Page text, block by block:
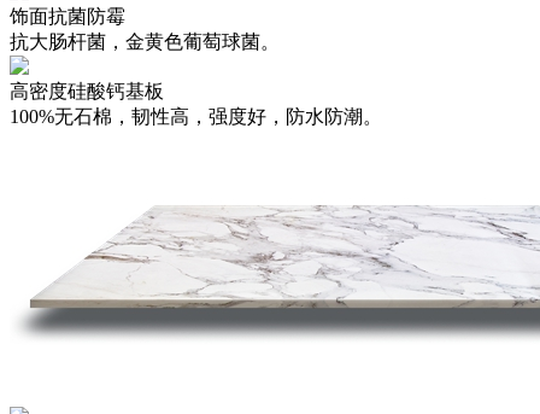
饰面抗菌防霉
抗大肠杆菌，金黄色葡萄球菌。
高密度硅酸钙基板
100%无石棉，韧性高，强度好，防水防潮。